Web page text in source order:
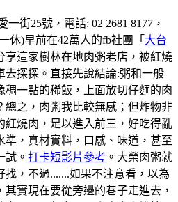
街25號，電話: 02 2681 8177，
休)早前在42萬人的fb社團「 大台
享這家樹林在地肉粥老店，被紅燒
去探探。直接先說結論:粥和一般
稠一點的稀飯，上面放切仔麵的肉
總之，肉粥我比較無感；但炸物非
紅燒肉，足以進入前三，好吃得亂
準，真材實料，口感、味道，甚至
試。 打卡短影片參考 。大榮肉粥就
，不過.......如果不注意看，以為
實現在要從旁邊的巷子走進去，